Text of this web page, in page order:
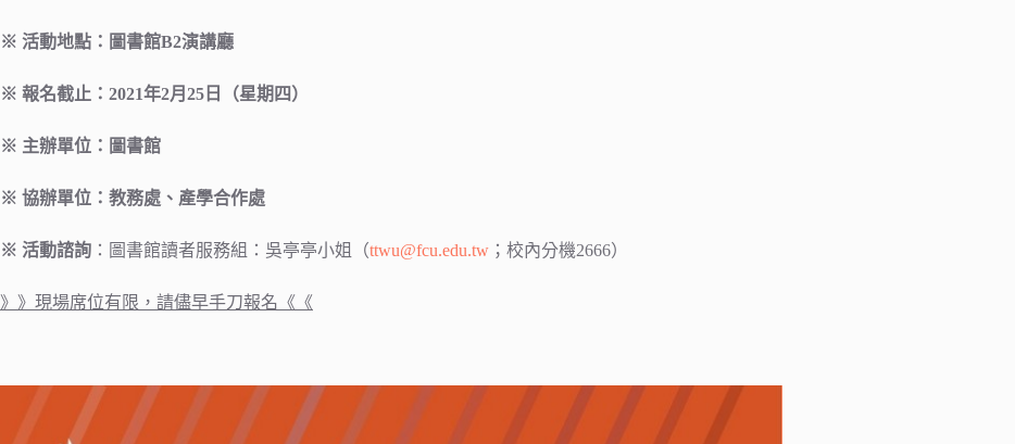
※ 活動地點：圖書館B2演講廳
※ 報名截止： 2021年2月 25 日（星期四）
※ 主辦單位：圖書館
※ 協辦單位：教務處、產學合作處
※ 活動諮詢 ：圖書館讀者服務組：吳亭亭小姐（ttwu@fcu.edu.tw ；校內分機2666）
》》現場席位有限，請儘早手刀報名《《